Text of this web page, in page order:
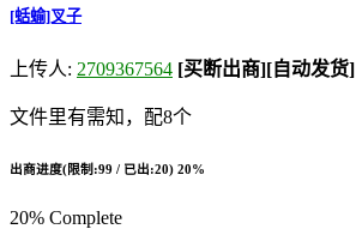
[蛞蝓]叉子
上传人: 2709367564 [买断出商][自动发货]
文件里有需知，配8个
出商进度(限制:99 / 已出:20) 20%
20% Complete